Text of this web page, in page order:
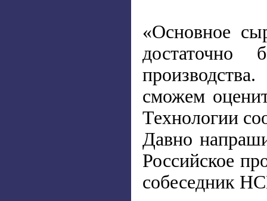
«Основное
достаточно
сможем
Технологии
Давно
Российское
собеседник